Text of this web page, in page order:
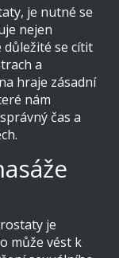
je nutné se
nejen
důležité se cítit
a
hraje zásadní
nám
čas a
je
může vést k